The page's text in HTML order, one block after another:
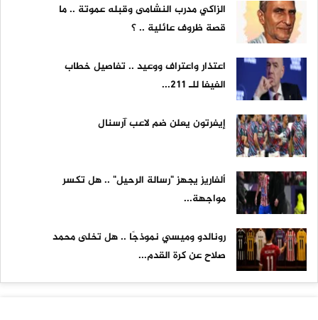
الزاكي مدرب النشامى وقبله عموتة .. ما
قصة ظروف عائلية .. ؟
اعتذار واعتراف ووعيد .. تفاصيل خطاب
الفيفا للـ 211...
إيفرتون يعلن ضم لاعب آرسنال
ألفاريز يجهز "رسالة الرحيل" .. هل تكسر
مواجهة...
رونالدو وميسي نموذجًا .. هل تخلى محمد
صلاح عن كرة القدم...